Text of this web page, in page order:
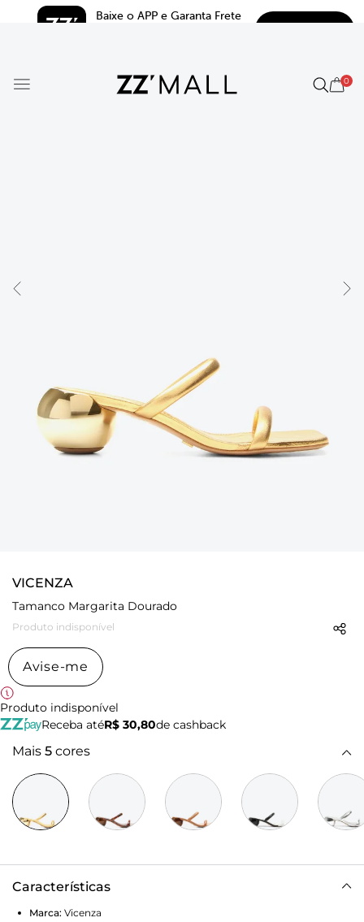
Baixe o APP e Garanta Frete
0
VICENZA
Tamanco Margarita Dourado
Produto indisponível
Avise-me
Produto indisponível
Receba atéR$ 30,80de cashback
Mais 5 cores
Características
Marca: Vicenza